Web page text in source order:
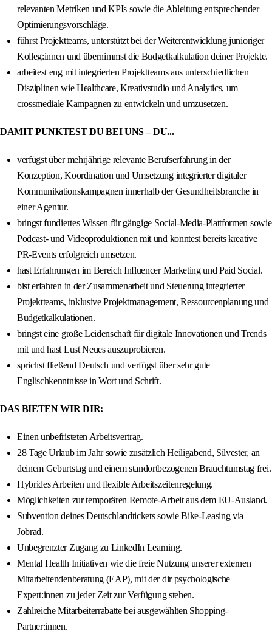
relevanten Metriken und KPIs sowie die Ableitung entsprechender
Optimierungsvorschläge.
führst Projektteams, unterstützt bei der Weiterentwicklung junioriger
Kolleg:innen und übernimmst die Budgetkalkulation deiner Projekte.
arbeitest eng mit integrierten Projektteams aus unterschiedlichen
Disziplinen wie Healthcare, Kreativstudio und Analytics, um
crossmediale Kampagnen zu entwickeln und umzusetzen.
DAMIT PUNKTEST DU BEI UNS – DU...
verfügst über mehrjährige relevante Berufserfahrung in der
Konzeption, Koordination und Umsetzung integrierter digitaler
Kommunikationskampagnen innerhalb der Gesundheitsbranche in
einer Agentur.
bringst fundiertes Wissen für gängige Social-Media-Plattformen sowie
Podcast- und Videoproduktionen mit und konntest bereits kreative
PR-Events erfolgreich umsetzen.
hast Erfahrungen im Bereich Influencer Marketing und Paid Social.
bist erfahren in der Zusammenarbeit und Steuerung integrierter
Projektteams, inklusive Projektmanagement, Ressourcenplanung und
Budgetkalkulationen.
bringst eine große Leidenschaft für digitale Innovationen und Trends
mit und hast Lust Neues auszuprobieren.
sprichst fließend Deutsch und verfügst über sehr gute
Englischkenntnisse in Wort und Schrift.
DAS BIETEN WIR DIR:
Einen unbefristeten Arbeitsvertrag.
28 Tage Urlaub im Jahr sowie zusätzlich Heiligabend, Silvester, an
deinem Geburtstag und einem standortbezogenen Brauchtumstag frei.
Hybrides Arbeiten und flexible Arbeitszeitenregelung.
Möglichkeiten zur temporären Remote-Arbeit aus dem EU-Ausland.
Subvention deines Deutschlandtickets sowie Bike-Leasing via
Jobrad.
Unbegrenzter Zugang zu LinkedIn Learning.
Mental Health Initiativen wie die freie Nutzung unserer externen
Mitarbeitendenberatung (EAP), mit der dir psychologische
Expert:innen zu jeder Zeit zur Verfügung stehen.
Zahlreiche Mitarbeiterrabatte bei ausgewählten Shopping-
Partner:innen.